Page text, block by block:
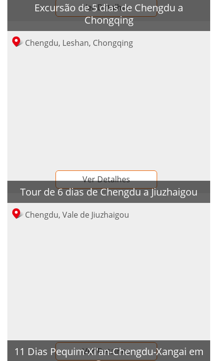
Ver Detalhes
Excursão de 5 dias de Chengdu a
Chongqing
Chengdu, Leshan, Chongqing
Ver Detalhes
Tour de 6 dias de Chengdu a Jiuzhaigou
Chengdu, Vale de Jiuzhaigou
Ver Detalhes
11 Dias Pequim-Xi'an-Chengdu-Xangai em